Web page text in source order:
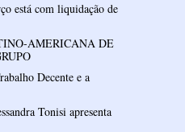
está com liquidação de
AMERICANA DE
Decente e a
Tonisi apresenta